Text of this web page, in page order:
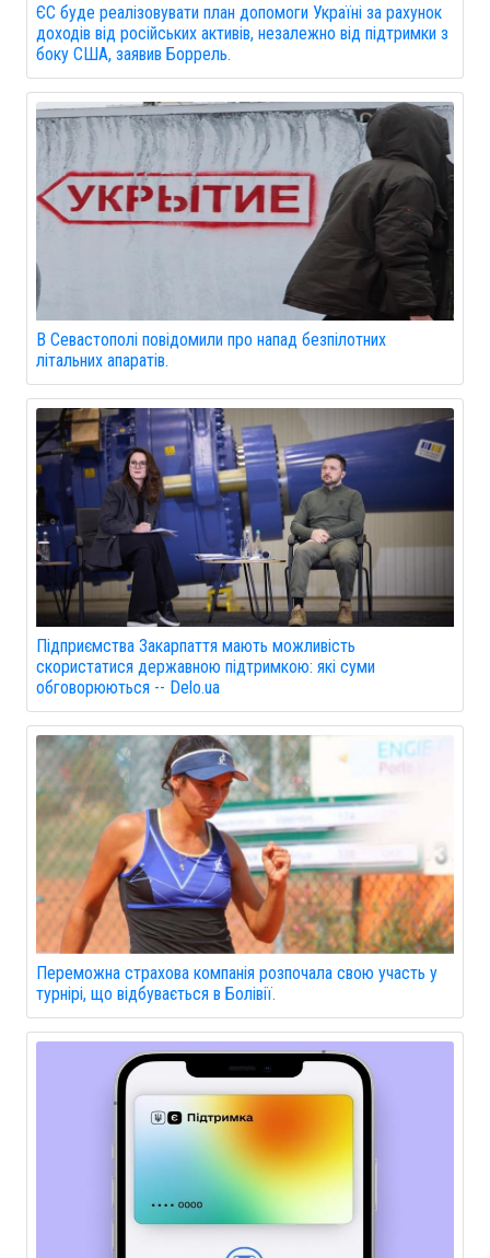
ЄС буде реалізовувати план допомоги Україні за рахунок
доходів від російських активів, незалежно від підтримки з
боку США, заявив Боррель.
В Севастополі повідомили про напад безпілотних
літальних апаратів.
Підприємства Закарпаття мають можливість
скористатися державною підтримкою: які суми
обговорюються -- Delo.ua
Переможна страхова компанія розпочала свою участь у
турнірі, що відбувається в Болівії.